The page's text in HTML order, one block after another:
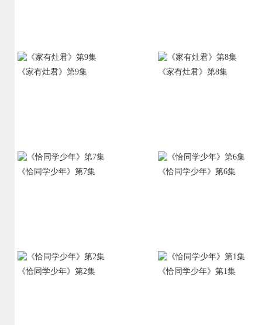
《家有灶君》第9集 《家有灶君》第8集
《恰同学少年》第7集 《恰同学少年》第6集
《恰同学少年》第2集 《恰同学少年》第1集